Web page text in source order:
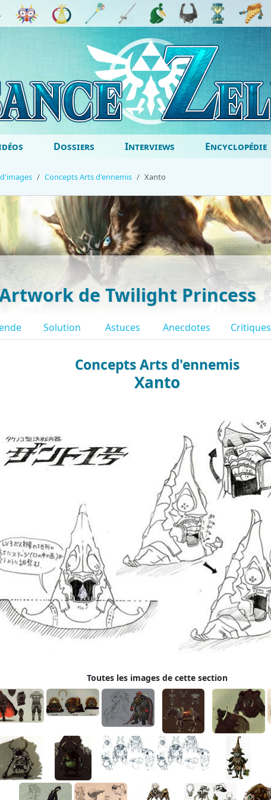
Dossiers Interviews Encyclopédie
Concepts Arts d'ennemis Xanto
de Twilight Princess
Solution Astuces Anecdotes Critiques
Concepts Arts d'ennemis
Xanto
Toutes les images de cette section